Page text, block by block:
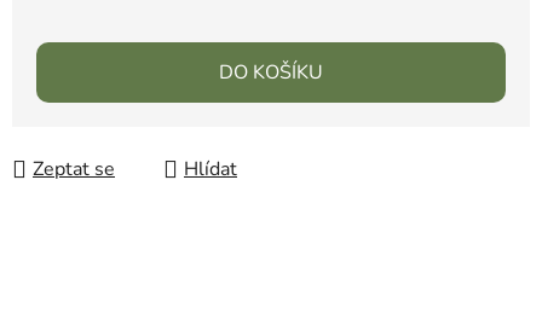
DO KOŠÍKU
Zeptat se Hlídat